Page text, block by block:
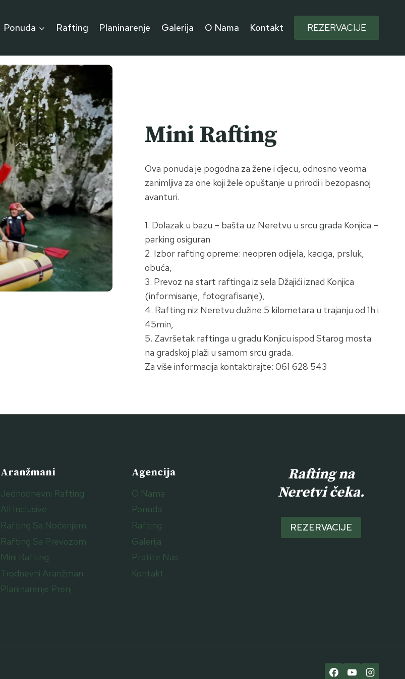
Ponuda Rafting Planinarenje Galerija O Nama Kontakt REZERVACIJE
Mini Rafting
Ova ponuda je pogodna za žene i djecu, odnosno veoma
zanimljiva za one koji žele opuštanje u prirodi i bezopasnoj
avanturi.
1. Dolazak u bazu – bašta uz Neretvu u srcu grada Konjica –
parking osiguran
2. Izbor rafting opreme: neopren odijela, kaciga, prsluk,
obuća,
3. Prevoz na start raftinga iz sela Džajići iznad Konjica
(informisanje, fotografisanje),
4. Rafting niz Neretvu dužine 5 kilometara u trajanju od 1h i
45min,
5. Završetak raftinga u gradu Konjicu ispod Starog mosta
na gradskoj plaži u samom srcu grada.
Za više informacija kontaktirajte: 061 628 543
Aranžmani
Jednodnevni Rafting
All Inclusive
Rafting Sa Noćenjem
Rafting Sa Prevozom
Mini Rafting
Trodnevni Aranžman
Planinarenje Prenj
Agencija
O Nama
Ponuda
Rafting
Galerija
Pratite Nas
Kontakt
Rafting na
Neretvi čeka.
REZERVACIJE